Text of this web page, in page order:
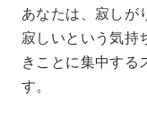
あなたは、寂しが
寂しいという気持
きことに集中する
す。